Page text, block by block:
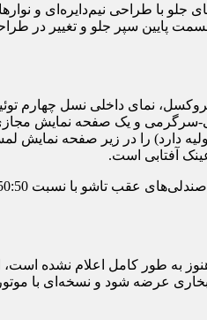
پایین سپر جلو و تغییر در
دارد) را در زیر صفحه نمایش
آفتابی است.
50:50 خواهد بود که به افزایش فضای بار کمک می‌کند.